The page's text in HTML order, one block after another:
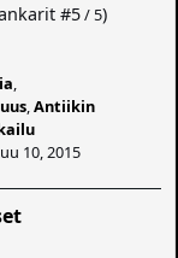
#5/ 5)
,Antiikin
10, 2015